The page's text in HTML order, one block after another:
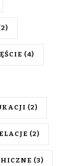
(4)
(2)
(2)
(3)